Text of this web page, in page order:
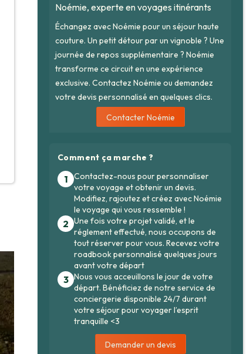
Noémie, experte en voyages itinérants
Échangez avec Noémie pour un séjour haute
couture. Un petit détour par un vignoble ? Une
journée de repos supplémentaire ? Noémie
transforme ce circuit en une expérience
exclusive. Contactez Noémie ou demandez
votre devis personnalisé en quelques clics.
Contacter Noémie
Comment ça marche ?
1
Contactez-nous pour personnaliser
votre voyage et obtenir un devis.
Modifiez, rajoutez et créez avec Noémie
le voyage qui vous ressemble !
2 Une fois votre projet validé, et le
réglement effectué, nous occupons de
tout réserver pour vous. Recevez votre
roadbook personnalisé quelques jours
avant votre départ
3 Nous vous acceuillons le jour de votre
départ. Bénéficiez de notre service de
conciergerie disponible 24/7 durant
votre séjour pour voyager l’esprit
tranquille <3
Demander un devis